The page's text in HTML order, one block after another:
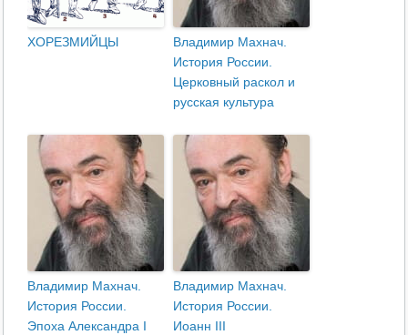
ХОРЕЗМИЙЦЫ
Владимир Махнач.
История России.
Церковный раскол и
русская культура
Владимир Махнач.
История России.
Эпоха Александра I
Владимир Махнач.
История России.
Иоанн III